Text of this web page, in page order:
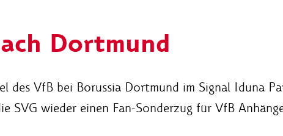
Dortmund
des VfB bei Borussia Dortmund im Signal Iduna
SVG wieder einen Fan-Sonderzug für VfB